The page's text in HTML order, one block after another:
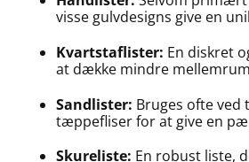
visse gulvdesigns give en
Kvartstaflister: En diskret
at dække mindre
Sandlister: Bruges ofte
tæppefliser for at give en
Skureliste: En robust liste,